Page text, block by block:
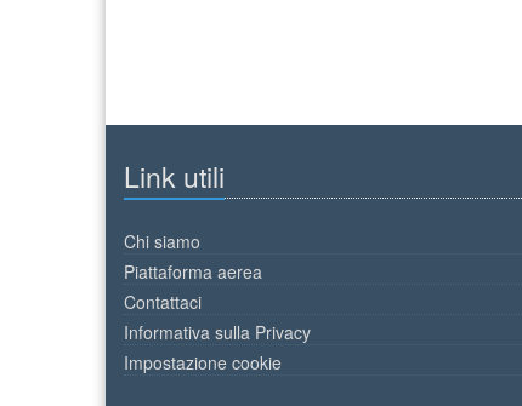
Link utili
Chi siamo
Piattaforma aerea
Contattaci
Informativa sulla Privacy
Impostazione cookie